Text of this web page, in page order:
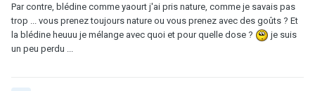
Par contre, blédine comme yaourt j'ai pris nature, comme je savais pas
trop ... vous prenez toujours nature ou vous prenez avec des goûts ? Et
la blédine heuuu je mélange avec quoi et pour quelle dose ?
je suis
un peu perdu ...